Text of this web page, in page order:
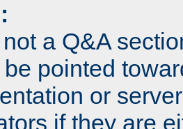
a Q&A
pointed
or
if they are